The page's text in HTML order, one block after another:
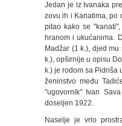
Jedan je iz Ivanaka
zovu ih i Kanatima, po
pitao kako se
hranom i ukućanima.
Madžar (1 k.), djed
k.), opširnije u opisu
k.) je rodom sa Pidriša
ženinstvo među
"ugovornik" Ivan
doseljen 1922.
Naselje je vrlo